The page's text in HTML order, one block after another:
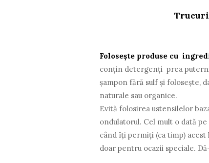
Trucuri
Folosește produse cu
conțin detergenți prea
șampon fără sulf și folosește,
naturale sau organice.
Evită folosirea ustensilelor
ondulatorul. Cel mult o dată
când îți permiți (ca timp) acest
doar pentru ocazii speciale.